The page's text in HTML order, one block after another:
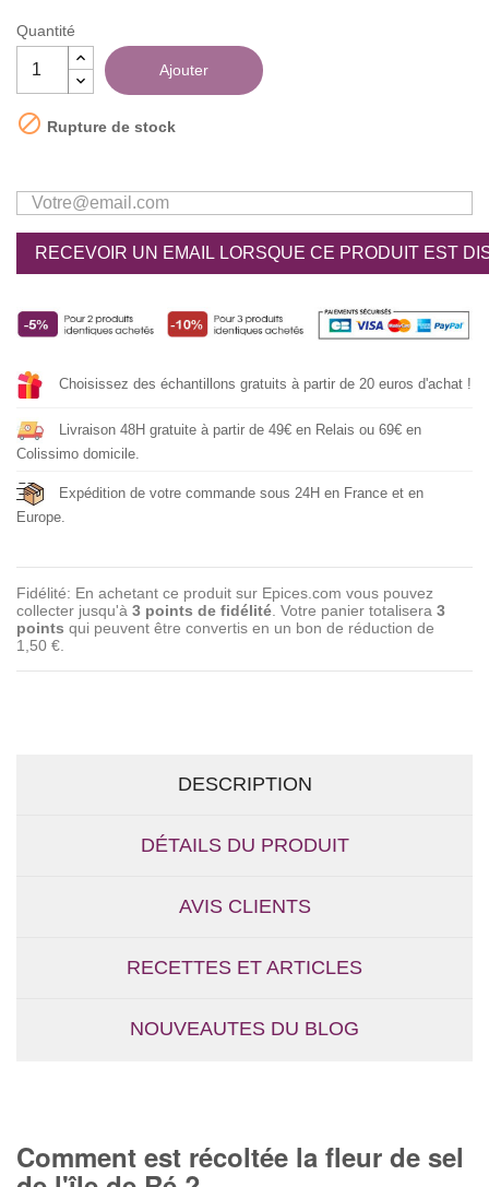
Quantité
Ajouter
 Rupture de stock
RECEVOIR UN EMAIL LORSQUE CE PRODUIT EST
Choisissez des échantillons gratuits à partir de 20 euros d'achat !
Livraison 48H gratuite à partir de 49€ en Relais ou 69€ en
Colissimo domicile.
Expédition de votre commande sous 24H en France et en
Europe.
Fidélité: En achetant ce produit sur Epices.com vous pouvez
collecter jusqu'à 3 points de fidélité . Votre panier totalisera 3
points qui peuvent être convertis en un bon de réduction de
1,50 €
DESCRIPTION
DÉTAILS DU PRODUIT
AVIS CLIENTS
RECETTES ET ARTICLES
NOUVEAUTES DU BLOG
Comment est récoltée la fleur de sel